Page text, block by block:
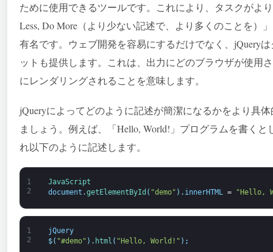
ために使用できるツールです。これにより、タスクがよ
Less, Do More（より少ない記述で、より多くのことを）
有名です。ウェブ開発を容易にするだけでなく、jQuery
ットも提供します。これは、出力にどのブラウザが使用
にレンダリングされることを意味します。
jQueryによってどのように記述が簡潔になるかをより具
ましょう。例えば、「Hello, World!」プログラムを書くと
れ以下のように記述します。
1
2
JavaScript
document .getElementById ( "demo" ) . innerHTML = "Hello,
1
2
jQuery
$( "#demo" ) . html ( "Hello, World!" ) ;